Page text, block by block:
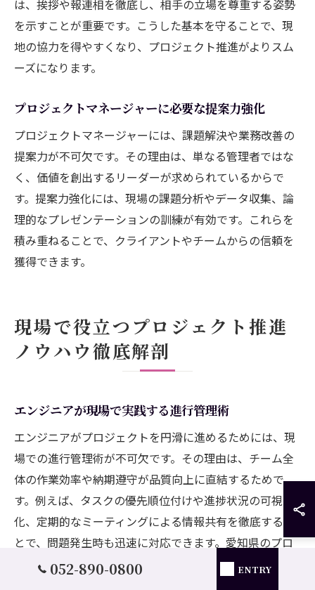
は、挨拶や報連相を徹底し、相手の立場を尊重する姿勢
を示すことが重要です。こうした基本を守ることで、現
地の協力を得やすくなり、プロジェクト推進がよりスム
ーズになります。
プロジェクトマネージャーに必要な提案力強化
プロジェクトマネージャーには、課題解決や業務改善の
提案力が不可欠です。その理由は、単なる管理者ではな
く、価値を創出するリーダーが求められているからで
す。提案力強化には、現場の課題分析やデータ収集、論
理的なプレゼンテーションの訓練が有効です。これらを
積み重ねることで、クライアントやチームからの信頼を
獲得できます。
現場で役立つプロジェクト推進
ノウハウ徹底解剖
エンジニアが現場で実践する進行管理術
エンジニアがプロジェクトを円滑に進めるためには、現
場での進行管理術が不可欠です。その理由は、チーム全
体の作業効率や納期遵守が品質向上に直結するためで
す。例えば、タスクの優先順位付けや進捗状況の可視
化、定期的なミーティングによる情報共有を徹底するこ
とで、問題発生時も迅速に対応できます。愛知県のプロ
ジェクト現場でも、これらの管理手法を着実に実践する
052-890-0800 ENTRY